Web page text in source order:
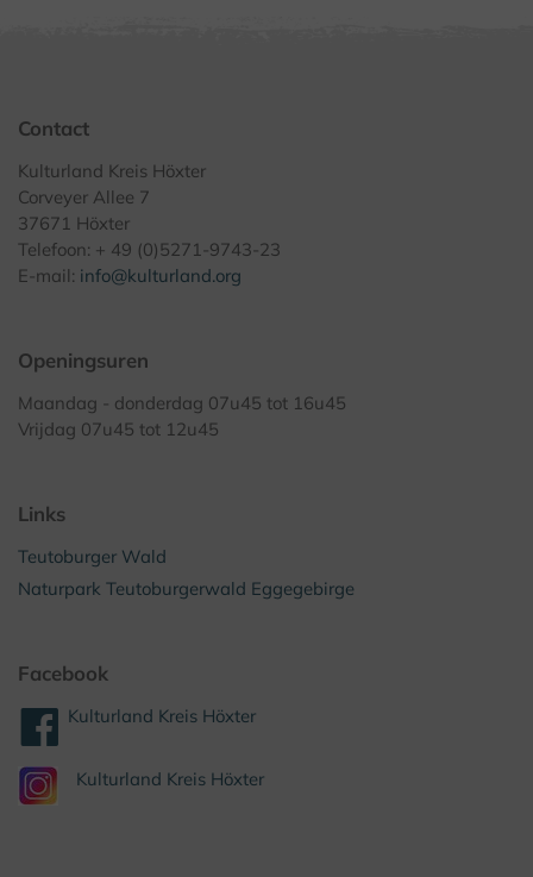
Contact
Kulturland Kreis Höxter
Corveyer Allee 7
37671 Höxter
Telefoon: + 49 (0)5271-9743-23
E-mail: info@kulturland.org
Openingsuren
Maandag - donderdag 07u45 tot 16u45
Vrijdag 07u45 tot 12u45
Links
Teutoburger Wald
Naturpark Teutoburgerwald Eggegebirge
Facebook
Kulturland Kreis Höxter
Kulturland Kreis Höxter